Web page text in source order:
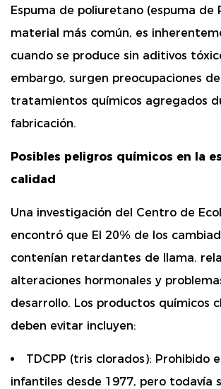
Espuma de poliuretano (espuma de
material más común, es
cuando se produce sin aditivos
embargo, surgen preocupaciones
tratamientos químicos agregados
fabricación.
Posibles peligros químicos en la
calidad
Una investigación del Centro de
encontró que El 20% de los
contenían retardantes de llama.
alteraciones hormonales y
desarrollo. Los productos químicos
deben evitar incluyen:
TDCPP (tris clorados): Prohibido
infantiles desde 1977, pero todavía